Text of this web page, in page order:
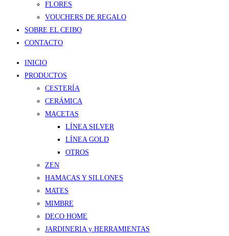
FLORES
VOUCHERS DE REGALO
SOBRE EL CEIBO
CONTACTO
INICIO
PRODUCTOS
CESTERÍA
CERÁMICA
MACETAS
LÍNEA SILVER
LÍNEA GOLD
OTROS
ZEN
HAMACAS Y SILLONES
MATES
MIMBRE
DECO HOME
JARDINERIA y HERRAMIENTAS